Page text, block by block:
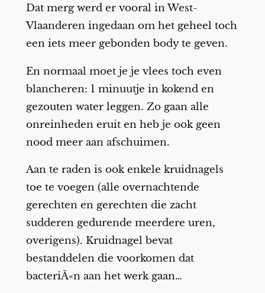
Dat merg werd er vooral in West-
Vlaanderen ingedaan om het geheel toch
een iets meer gebonden body te geven.
En normaal moet je je vlees toch even
blancheren: 1 minuutje in kokend en
gezouten water leggen. Zo gaan alle
onreinheden eruit en heb je ook geen
nood meer aan afschuimen.
Aan te raden is ook enkele kruidnagels
toe te voegen (alle overnachtende
gerechten en gerechten die zacht
sudderen gedurende meerdere uren,
overigens). Kruidnagel bevat
bestanddelen die voorkomen dat
bacteriÃ«n aan het werk gaan…